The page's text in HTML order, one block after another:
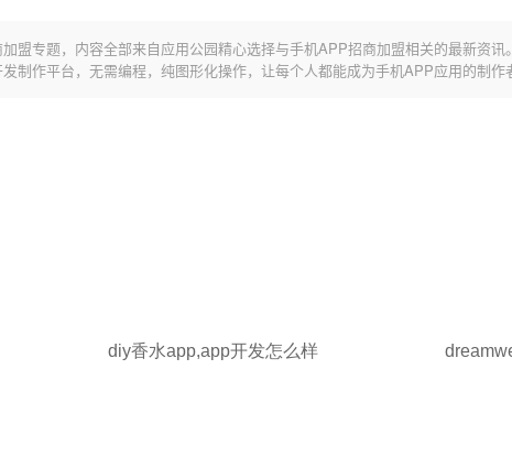
盟专题，内容全部来自应用公园精心选择与手机APP招商加盟相关的最新资讯。
制作平台，无需编程，纯图形化操作，让每个人都能成为手机APP应用的制作
diy香水app,app开发怎么样